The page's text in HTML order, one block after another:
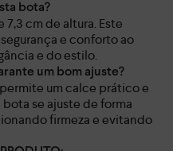
bota?
cm de altura. Este
e conforto ao
e do estilo.
um bom ajuste?
um calce prático e
se ajuste de forma
firmeza e evitando